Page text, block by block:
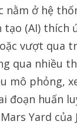
nằm ở hệ
(AI) thích
vượt qua
qua nhiều
mô phỏng,
đoạn huấn
Yard của